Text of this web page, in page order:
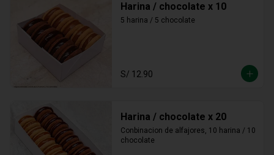
Harina / chocolate x 10
5 harina / 5 chocolate
S/ 12.90
Harina / chocolate x 20
Conbinacion de alfajores, 10 harina / 10
chocolate